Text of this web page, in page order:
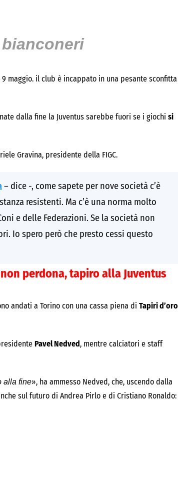
9 maggio. il club è incappato in una pesante sconfitta
dalla fine la Juventus sarebbe fuori se i giochi si
Gravina, presidente della FIGC.
– dice -, come sapete per nove società c’è
resistenti. Ma c’è una norma molto
e delle Federazioni. Se la società non
Io spero però che presto cessi questo
perdona, tapiro alla Juventus
andati a Torino con una cassa piena di Tapiri d’oro
Pavel Nedved, mentre calciatori e staff
alla fine», ha ammesso Nedved, che, uscendo dalla
sul futuro di Andrea Pirlo e di Cristiano Ronaldo: